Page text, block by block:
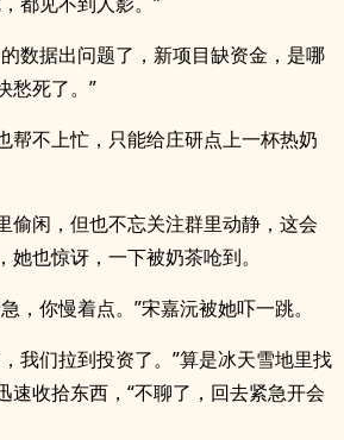
数据出问题了，新项目缺资金，是哪
愁死了。”
帮不上忙，只能给庄研点上一杯热奶
偷闲，但也不忘关注群里动静，这会
她也惊讶，一下被奶茶呛到。
，你慢着点。”宋嘉沅被她吓一跳。
我们拉到投资了。”算是冰天雪地里找
速收拾东西，“不聊了，回去紧急开会